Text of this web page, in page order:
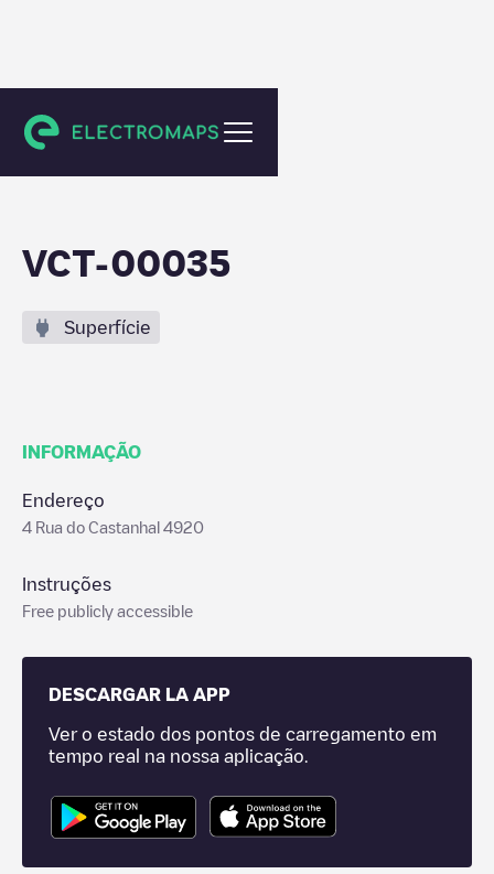
Unknown city (temporary)
VCT-00035
Superfície
INFORMAÇÃO
Endereço
4 Rua do Castanhal 4920
Instruções
Free publicly accessible
DESCARGAR LA APP
Ver o estado dos pontos de carregamento em
tempo real na nossa aplicação.